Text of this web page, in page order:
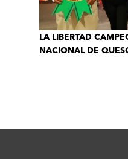
LA LIBERTAD
NACIONAL DE